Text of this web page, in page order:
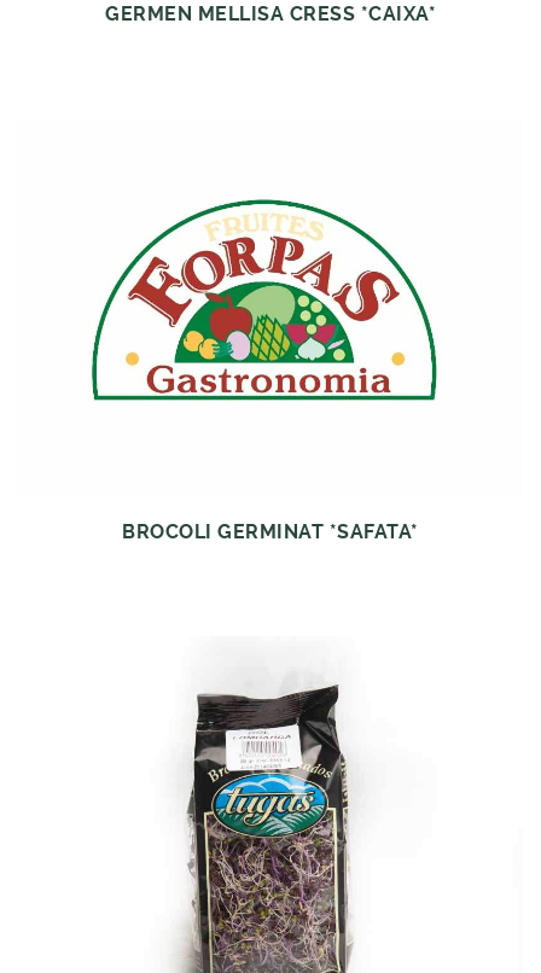
GERMEN MELLISA CRESS *CAIXA*
BROCOLI GERMINAT *SAFATA*